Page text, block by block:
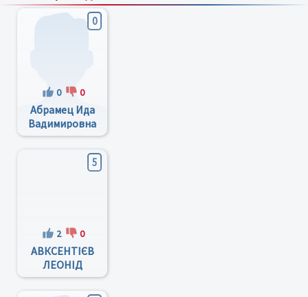
Сортировка по:имени;рейтингу;отзывам
0
0 0
Абрамец Ида
Вадимировна
5
2 0
АВКСЕНТІЄВ
ЛЕОНІД
ФЕДОРОВИЧ